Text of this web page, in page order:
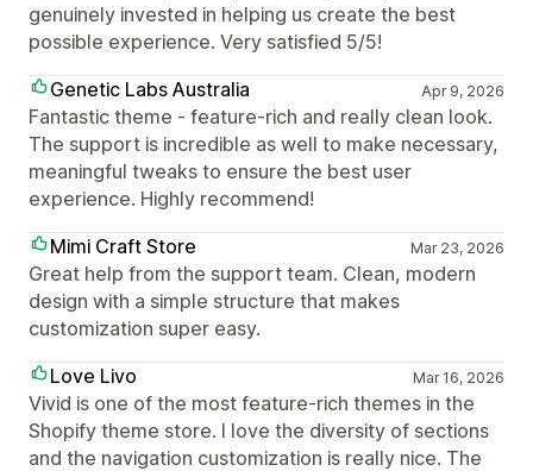
genuinely invested in helping us create the best
possible experience. Very satisfied 5/5!
Genetic Labs Australia
Apr 9, 2026
Fantastic theme - feature-rich and really clean look.
The support is incredible as well to make necessary,
meaningful tweaks to ensure the best user
experience. Highly recommend!
Mimi Craft Store
Mar 23, 2026
Great help from the support team. Clean, modern
design with a simple structure that makes
customization super easy.
Love Livo
Mar 16, 2026
Vivid is one of the most feature-rich themes in the
Shopify theme store. I love the diversity of sections
and the navigation customization is really nice. The